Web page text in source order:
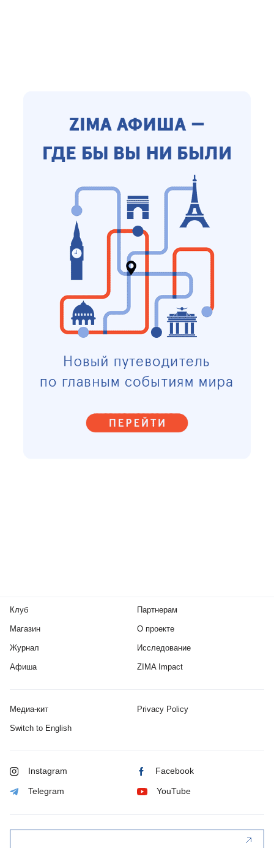
Клуб
Магазин
Журнал
Афиша
Партнерам
О проекте
Исследование
ZIMA Impact
Медиа-кит Privacy Policy
Switch to English
Instagram Facebook
Telegram YouTube